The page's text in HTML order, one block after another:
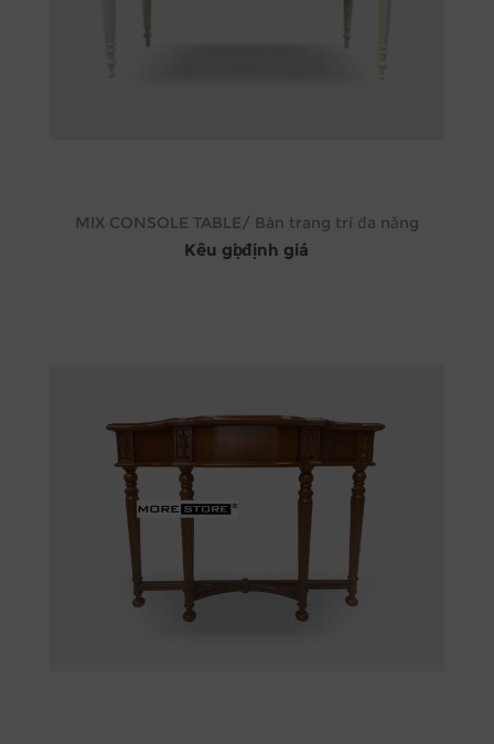
MIX CONSOLE TABLE/ Bàn trang trí đa năng
Kêu gọi định giá